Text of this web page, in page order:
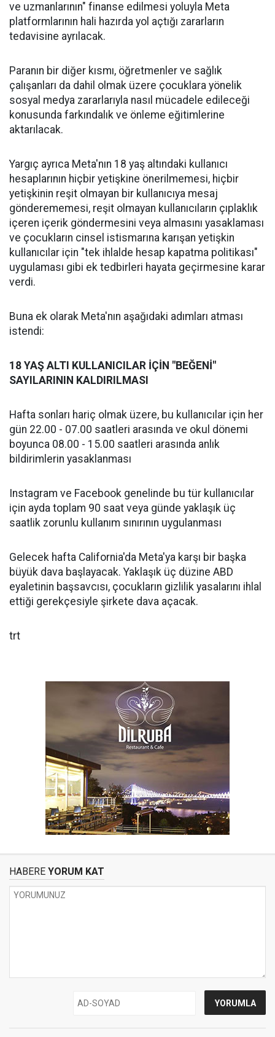
ve uzmanlarının" finanse edilmesi yoluyla Meta
platformlarının hali hazırda yol açtığı zararların
tedavisine ayrılacak.
Paranın bir diğer kısmı, öğretmenler ve sağlık
çalışanları da dahil olmak üzere çocuklara yönelik
sosyal medya zararlarıyla nasıl mücadele edileceği
konusunda farkındalık ve önleme eğitimlerine
aktarılacak.
Yargıç ayrıca Meta'nın 18 yaş altındaki kullanıcı
hesaplarının hiçbir yetişkine önerilmemesi, hiçbir
yetişkinin reşit olmayan bir kullanıcıya mesaj
gönderememesi, reşit olmayan kullanıcıların çıplaklık
içeren içerik göndermesini veya almasını yasaklaması
ve çocukların cinsel istismarına karışan yetişkin
kullanıcılar için "tek ihlalde hesap kapatma politikası"
uygulaması gibi ek tedbirleri hayata geçirmesine karar
verdi.
Buna ek olarak Meta'nın aşağıdaki adımları atması
istendi:
18 YAŞ ALTI KULLANICILAR İÇİN "BEĞENİ"
SAYILARININ KALDIRILMASI
Hafta sonları hariç olmak üzere, bu kullanıcılar için her
gün 22.00 - 07.00 saatleri arasında ve okul dönemi
boyunca 08.00 - 15.00 saatleri arasında anlık
bildirimlerin yasaklanması
Instagram ve Facebook genelinde bu tür kullanıcılar
için ayda toplam 90 saat veya günde yaklaşık üç
saatlik zorunlu kullanım sınırının uygulanması
Gelecek hafta California'da Meta'ya karşı bir başka
büyük dava başlayacak. Yaklaşık üç düzine ABD
eyaletinin başsavcısı, çocukların gizlilik yasalarını ihlal
ettiği gerekçesiyle şirkete dava açacak.
trt
HABERE YORUM KAT